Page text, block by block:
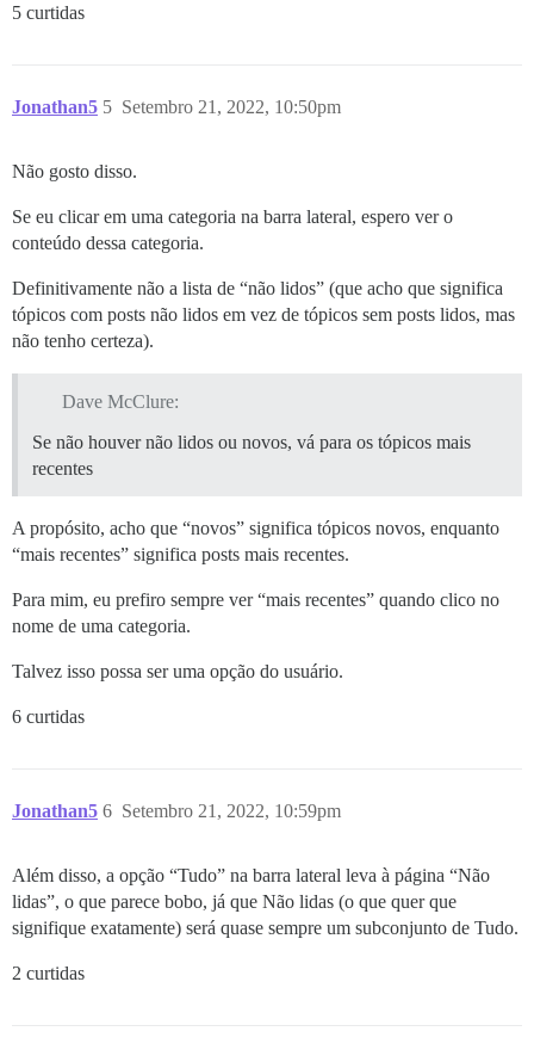
5 curtidas
Jonathan5 Setembro 21, 2022, 10:50pm
5
Não gosto disso.
Se eu clicar em uma categoria na barra lateral, espero ver o
conteúdo dessa categoria.
Definitivamente não a lista de “não lidos” (que acho que significa
tópicos com posts não lidos em vez de tópicos sem posts lidos, mas
não tenho certeza).
Dave McClure:
Se não houver não lidos ou novos, vá para os tópicos mais
recentes
A propósito, acho que “novos” significa tópicos novos, enquanto
“mais recentes” significa posts mais recentes.
Para mim, eu prefiro sempre ver “mais recentes” quando clico no
nome de uma categoria.
Talvez isso possa ser uma opção do usuário.
6 curtidas
Jonathan5 Setembro 21, 2022, 10:59pm
6
Além disso, a opção “Tudo” na barra lateral leva à página “Não
lidas”, o que parece bobo, já que Não lidas (o que quer que
signifique exatamente) será quase sempre um subconjunto de Tudo.
2 curtidas